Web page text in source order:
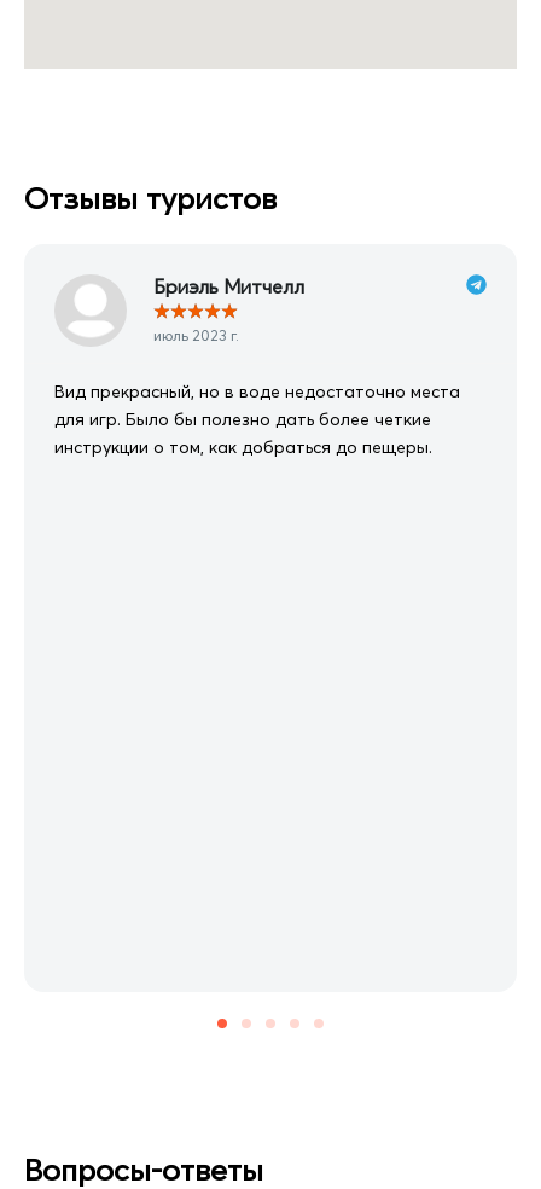
Отзывы туристов
Бриэль Митчелл
★★★★★
июль 2023 г.
Вид прекрасный, но в воде недостаточно места
для игр. Было бы полезно дать более четкие
инструкции о том, как добраться до пещеры.
Вопросы-ответы